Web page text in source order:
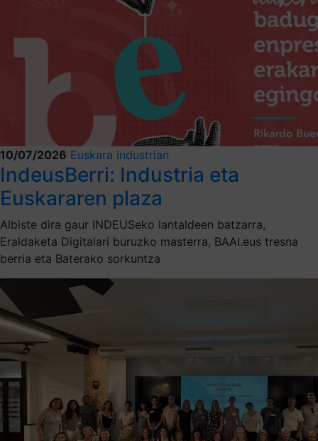
10/07/2026 Euskara industrian
IndeusBerri: Industria eta
Euskararen plaza
Albiste dira gaur INDEUSeko lantaldeen batzarra,
Eraldaketa Digitalari buruzko masterra, BAAI.eus tresna
berria eta Baterako sorkuntza